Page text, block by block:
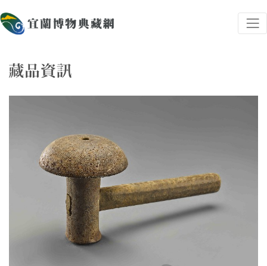
宜蘭博物典藏網
網頁導覽